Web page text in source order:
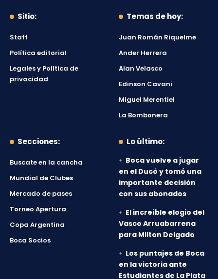
Sitio:
Staff
Política editorial
Legales y Política de
privacidad
Temas de hoy:
Juan Román Riquelme
Ander Herrera
Alan Velasco
Edinson Cavani
Miguel Merentiel
La Bombonera
Secciones:
Buscate en la cancha
Mundial de Clubes
Mercado de pases
Torneo Apertura
Copa Argentina
Boca Socios
Lo último:
Boca vuelve a jugar
en el Ducó y tomó una
importante decisión
con sus abonados
El increíble elogio del
Vasco Arruabarrena
para Milton Delgado
Los puntajes de Boca
en la victoria ante
Estudiantes de La Plata